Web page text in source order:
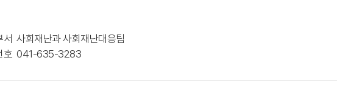
서 사회재난과 사회재난대응팀
호 041-635-3283